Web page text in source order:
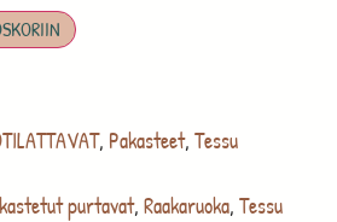
, Pakasteet, Tessu
purtavat, Raakaruoka, Tessu